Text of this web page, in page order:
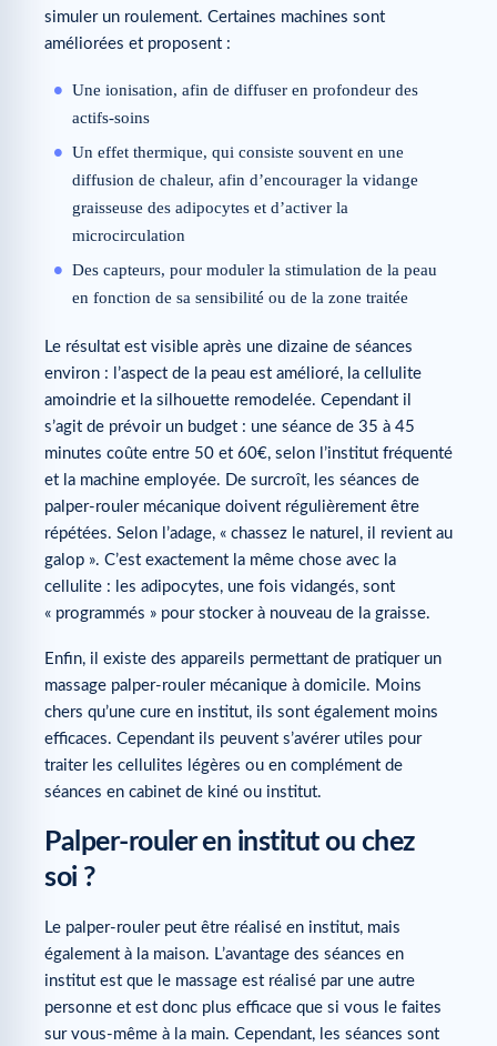
simuler un roulement. Certaines machines sont
améliorées et proposent :
Une ionisation, afin de diffuser en profondeur des
actifs-soins
Un effet thermique, qui consiste souvent en une
diffusion de chaleur, afin d’encourager la vidange
graisseuse des adipocytes et d’activer la
microcirculation
Des capteurs, pour moduler la stimulation de la peau
en fonction de sa sensibilité ou de la zone traitée
Le résultat est visible après une dizaine de séances
environ : l’aspect de la peau est amélioré, la cellulite
amoindrie et la silhouette remodelée. Cependant il
s’agit de prévoir un budget : une séance de 35 à 45
minutes coûte entre 50 et 60€, selon l’institut fréquenté
et la machine employée. De surcroît, les séances de
palper-rouler mécanique doivent régulièrement être
répétées. Selon l’adage, « chassez le naturel, il revient au
galop ». C’est exactement la même chose avec la
cellulite : les adipocytes, une fois vidangés, sont
« programmés » pour stocker à nouveau de la graisse.
Enfin, il existe des appareils permettant de pratiquer un
massage palper-rouler mécanique à domicile. Moins
chers qu’une cure en institut, ils sont également moins
efficaces. Cependant ils peuvent s’avérer utiles pour
traiter les cellulites légères ou en complément de
séances en cabinet de kiné ou institut.
Palper-rouler en institut ou chez
soi ?
Le palper-rouler peut être réalisé en institut, mais
également à la maison. L’avantage des séances en
institut est que le massage est réalisé par une autre
personne et est donc plus efficace que si vous le faites
sur vous-même à la main. Cependant, les séances sont